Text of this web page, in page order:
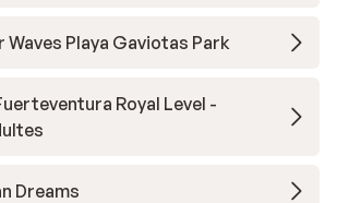
Playa Gaviotas Park
Royal Level -
Dreams